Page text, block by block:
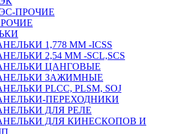
ПРОЧИЕ
1,778 ММ -ICSS
2,54 ММ -SCL,SCS
ЦАНГОВЫЕ
ЗАЖИМНЫЕ
PLCC, PLSM, SOJ
ПЕРЕХОДНИКИ
ДЛЯ РЕЛЕ
ДЛЯ КИНЕСКОПОВ И